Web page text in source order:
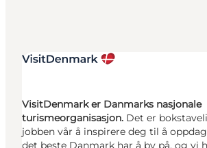
VisitDenmark er Danmarks nasjonale
turismeorganisasjon. Det er
jobben vår å inspirere deg til å
det beste Danmark har å by på, og vi